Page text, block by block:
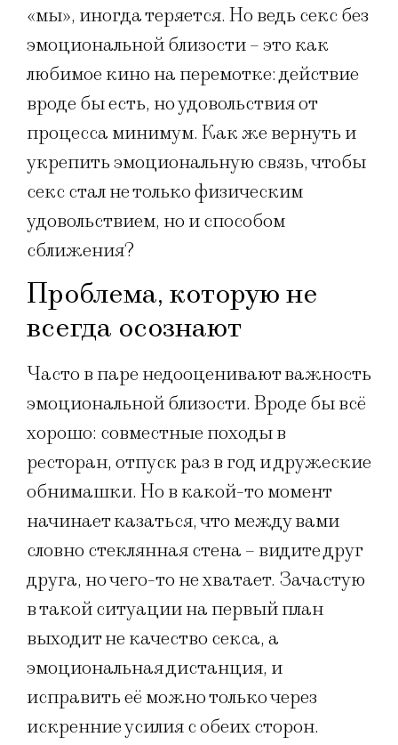
«мы», иногда теряется. Но ведь секс без
эмоциональной близости – это как
любимое кино на перемотке: действие
вроде бы есть, но удовольствия от
процесса минимум. Как же вернуть и
укрепить эмоциональную связь, чтобы
секс стал не только физическим
удовольствием, но и способом
сближения?
Проблема, которую не
всегда осознают
Часто в паре недооценивают важность
эмоциональной близости. Вроде бы всё
хорошо: совместные походы в
ресторан, отпуск раз в год и дружеские
обнимашки. Но в какой-то момент
начинает казаться, что между вами
словно стеклянная стена – видите друг
друга, но чего-то не хватает. Зачастую
в такой ситуации на первый план
выходит не качество секса, а
эмоциональная дистанция, и
исправить её можно только через
искренние усилия с обеих сторон.